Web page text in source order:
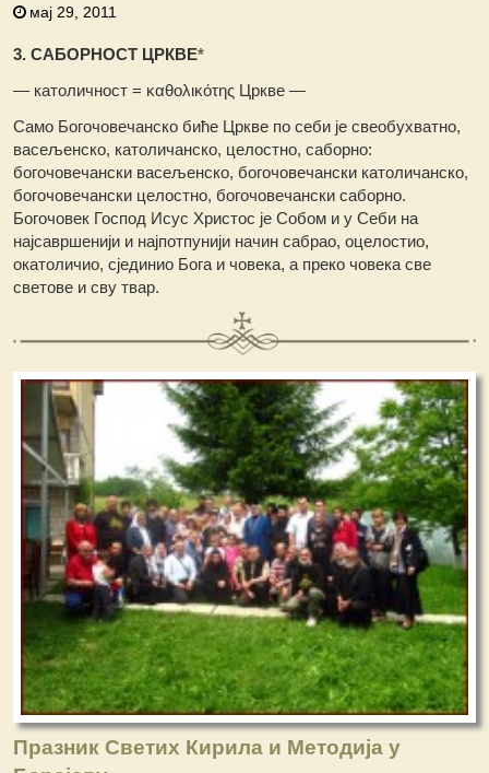
мај 29, 2011
3. САБОРНОСТ ЦРКВЕ*
— католичност = καθολικότης Цркве —
Само Богочовечанско биће Цркве по себи је свеобухватно,
васељенско, католичанско, целостно, саборно:
богочовечански васељенско, богочовечански католичанско,
богочовечански целостно, богочовечански саборно.
Богочовек Господ Исус Христос је Собом и у Себи на
најсавршенији и најпотпунији начин сабрао, оцелостио,
окатоличио, сјединио Бога и човека, а преко човека све
светове и сву твар.
Празник Светих Кирила и Методија у